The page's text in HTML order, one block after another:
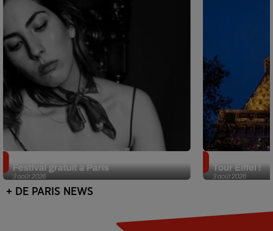
3 août 2026
Festival gratuit à Paris
3 août 2026
Tour Eiffel !
+ DE PARIS NEWS